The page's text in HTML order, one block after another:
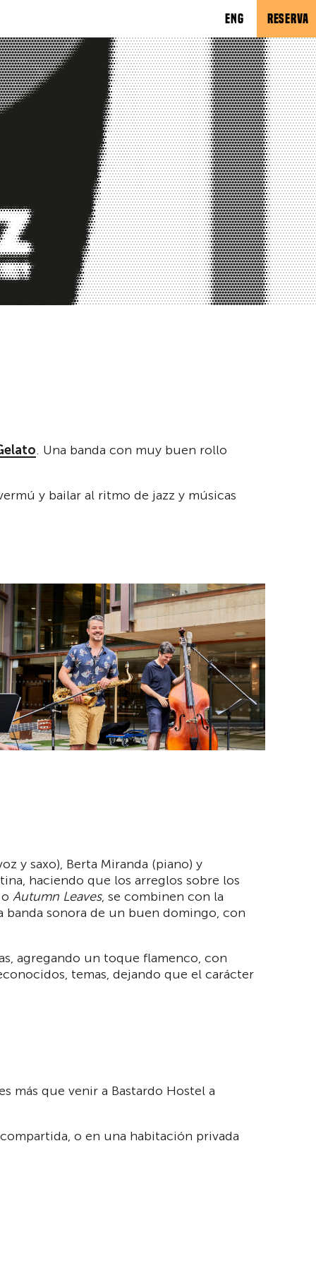
ENG RESERVA
. Una banda con muy buen rollo
y bailar al ritmo de jazz y músicas
y saxo), Berta Miranda (piano) y
haciendo que los arreglos sobre los
Autumn Leaves, se combinen con la
banda sonora de un buen domingo, con
agregando un toque flamenco, con
temas, dejando que el carácter
más que venir a Bastardo Hostel a
o en una habitación privada